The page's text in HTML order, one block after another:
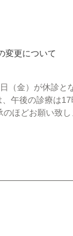
変更について
（金）が休診と
、午後の診療は
ほどお願い致し